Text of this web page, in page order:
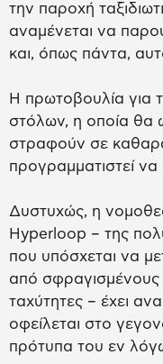
την παροχή
αναμένεται να
και, όπως πάντα,
Η πρωτοβουλία για
στόλων, η οποία θα
στραφούν σε
προγραμματιστεί
Δυστυχώς, η
Hyperloop – της
που υπόσχεται να
από σφραγισμένους
ταχύτητες – έχει
οφείλεται στο
πρότυπα του εν